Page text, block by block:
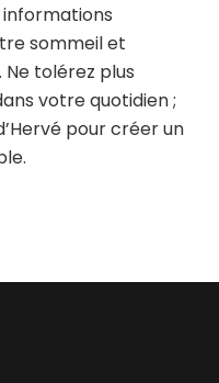
sommeil et
tolérez plus
votre quotidien ;
pour créer un